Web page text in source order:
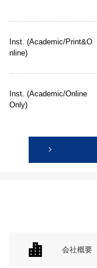
Inst. (Academic/Print&O
nline)
Inst. (Academic/Online
Only)
会社概要